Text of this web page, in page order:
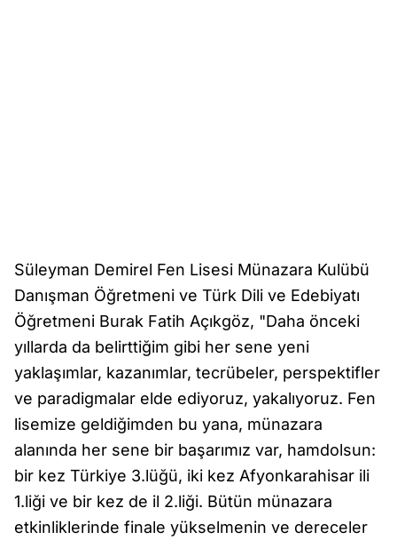
Süleyman Demirel Fen Lisesi Münazara Kulübü
Danışman Öğretmeni ve Türk Dili ve Edebiyatı
Öğretmeni Burak Fatih Açıkgöz, "Daha önceki
yıllarda da belirttiğim gibi her sene yeni
yaklaşımlar, kazanımlar, tecrübeler, perspektifler
ve paradigmalar elde ediyoruz, yakalıyoruz. Fen
lisemize geldiğimden bu yana, münazara
alanında her sene bir başarımız var, hamdolsun:
bir kez Türkiye 3.lüğü, iki kez Afyonkarahisar ili
1.liği ve bir kez de il 2.liği. Bütün münazara
etkinliklerinde finale yükselmenin ve dereceler